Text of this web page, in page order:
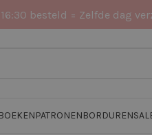
16:30 besteld = Zelfde dag
BOEKENPATRONENBORDUREN